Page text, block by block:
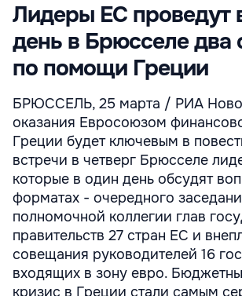
Лидеры ЕС проведут
день в Брюсселе два
по помощи Греции
БРЮССЕЛЬ, 25 марта / РИА
оказания Евросоюзом
Греции будет ключевым в
встречи в четверг Брюсселе
которые в один день обсудят
форматах - очередного
полномочной коллегии глав
правительств 27 стран ЕС и
совещания руководителей 16
входящих в зону евро.
кризис в Греции стали самым